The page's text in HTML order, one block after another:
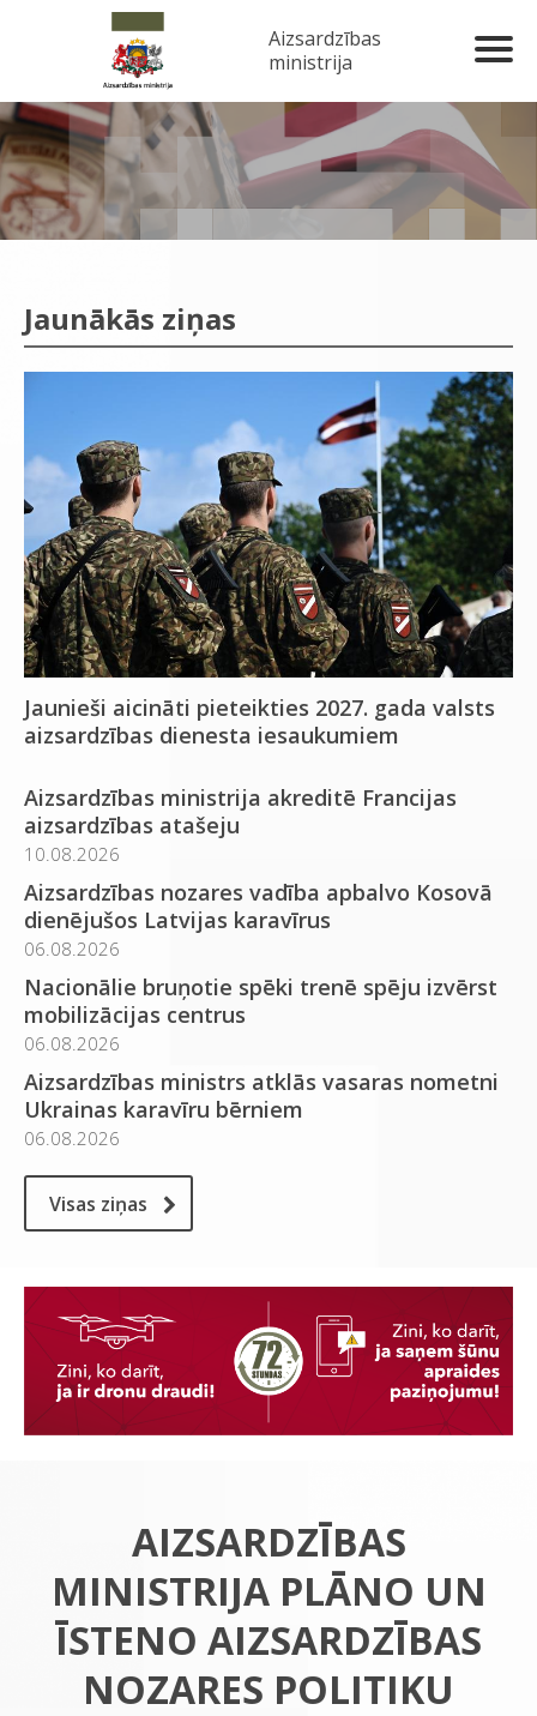
Aizsardzības
ministrija
Jaunākās ziņas
Jaunieši aicināti pieteikties 2027. gada valsts
aizsardzības dienesta iesaukumiem
Aizsardzības ministrija akreditē Francijas
aizsardzības atašeju
10.08.2026
Aizsardzības nozares vadība apbalvo Kosovā
dienējušos Latvijas karavīrus
06.08.2026
Nacionālie bruņotie spēki trenē spēju izvērst
mobilizācijas centrus
06.08.2026
Aizsardzības ministrs atklās vasaras nometni
Ukrainas karavīru bērniem
06.08.2026
Visas ziņas
AIZSARDZĪBAS
MINISTRIJA PLĀNO UN
ĪSTENO AIZSARDZĪBAS
NOZARES POLITIKU